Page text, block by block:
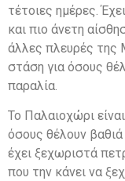
τέτοιες ημέρες.
και πιο άνετη
άλλες πλευρές της
στάση για όσους
παραλία.
Το Παλαιοχώρι
όσους θέλουν
έχει ξεχωριστά
που την κάνει να